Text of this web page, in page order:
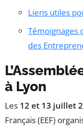
Liens utiles
Témoignages
des
à Lyon
Les 12 et 13 juillet
Français (EEF)